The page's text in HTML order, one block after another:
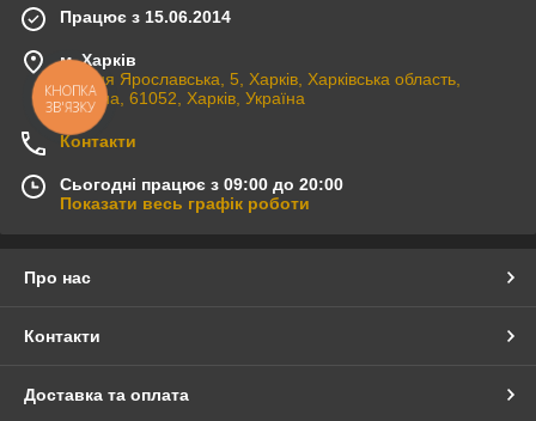
Працює з 15.06.2014
м. Харків
вулиця Ярославська, 5, Харків, Харківська область,
Україна, 61052, Харків, Україна
Контакти
Сьогодні працює з 09:00 до 20:00
Показати весь графік роботи
Про нас
Контакти
Доставка та оплата
КНОПКА
ЗВ'ЯЗКУ